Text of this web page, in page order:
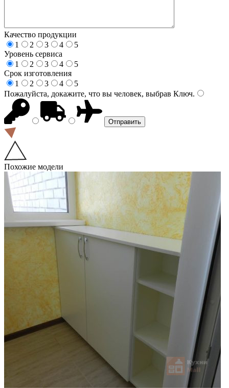
Качество продукции
1
2 3 4
5
Уровень сервиса
1
2 3 4
5
Срок изготовления
1
2 3 4
5
Пожалуйста, докажите, что вы человек, выбрав Ключ.
Похожие модели